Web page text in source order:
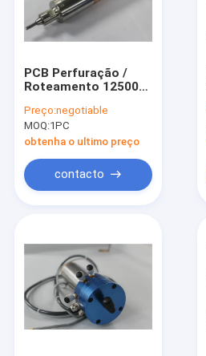
PCB Perfuração /
Roteamento 125000
Westwind D1331-17
Preço:negotiable
MOQ:1PC
obtenha o ultimo preço
contacto